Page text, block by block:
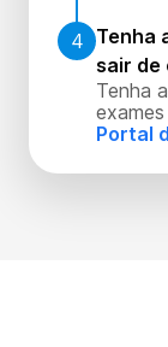
4 Tenha
sair de
Tenha
Portal